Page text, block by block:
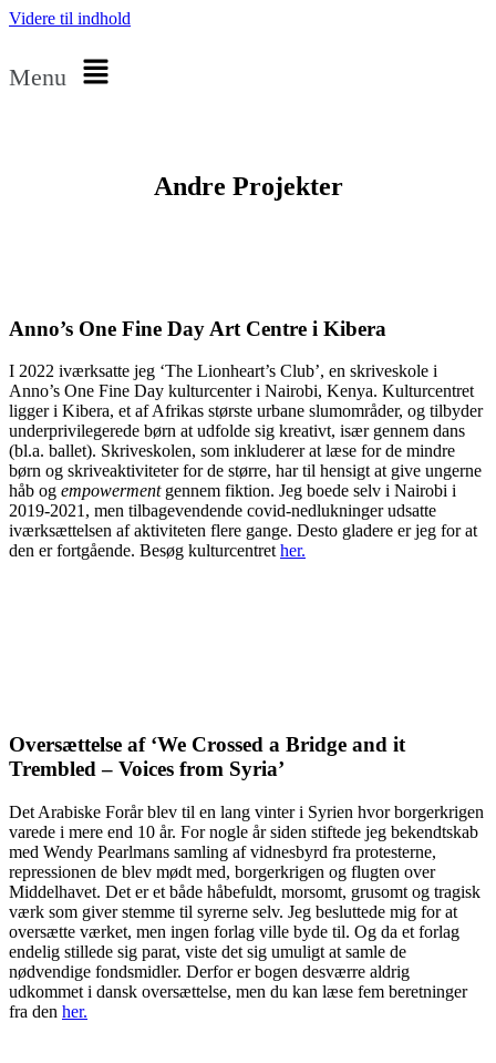
Videre til indhold
Menu
Andre Projekter
Anno’s One Fine Day Art Centre i Kibera
I 2022 iværksatte jeg ‘The Lionheart’s Club’, en skriveskole i
Anno’s One Fine Day kulturcenter i Nairobi, Kenya. Kulturcentret
ligger i Kibera, et af Afrikas største urbane slumområder, og tilbyder
underprivilegerede børn at udfolde sig kreativt, især gennem dans
(bl.a. ballet). Skriveskolen, som inkluderer at læse for de mindre
børn og skriveaktiviteter for de større, har til hensigt at give ungerne
håb og empowermentgennem fiktion. Jeg boede selv i Nairobi i
2019-2021, men tilbagevendende covid-nedlukninger udsatte
iværksættelsen af aktiviteten flere gange. Desto gladere er jeg for at
den er fortgående. Besøg kulturcentrether.
Oversættelse af ‘We Crossed a Bridge and it
Trembled – Voices from Syria’
Det Arabiske Forår blev til en lang vinter i Syrien hvor borgerkrigen
varede i mere end 10 år. For nogle år siden stiftede jeg bekendtskab
med Wendy Pearlmans samling af vidnesbyrd fra protesterne,
repressionen de blev mødt med, borgerkrigen og flugten over
Middelhavet. Det er et både håbefuldt, morsomt, grusomt og tragisk
værk som giver stemme til syrerne selv. Jeg besluttede mig for at
oversætte værket, men ingen forlag ville byde til. Og da et forlag
endelig stillede sig parat, viste det sig umuligt at samle de
nødvendige fondsmidler. Derfor er bogen desværre aldrig
udkommet i dansk oversættelse, men du kan læse fem beretninger
fra den her.